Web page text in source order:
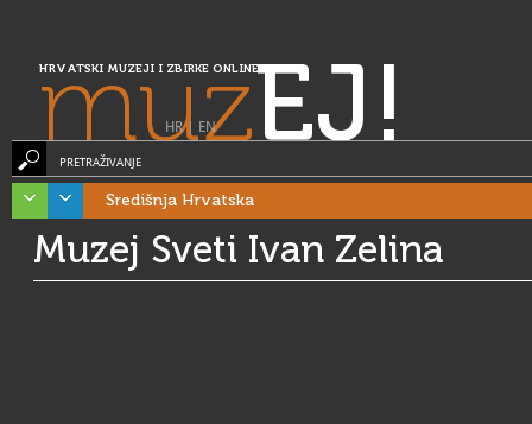
HRVATSKI MUZEJI I ZBIRKE ONLINE
muzEJ!
HR| EN
PRETRAŽIVANJE
Središnja Hrvatska
Muzej Sveti Ivan Zelina